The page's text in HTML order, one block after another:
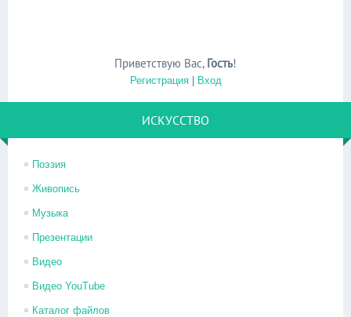
Приветствую Вас, Гость!
Регистрация| Вход
ИСКУССТВО
Поэзия
Живопись
Музыка
Презентации
Видео
Видео YouTube
Каталог файлов